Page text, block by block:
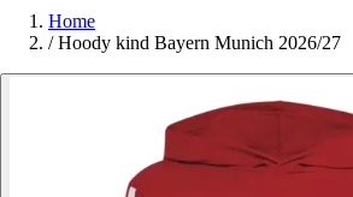
Home
/ Hoody kind Bayern Munich 2026/27